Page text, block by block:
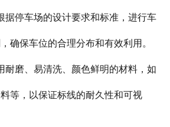
据停车场的设计要求和标准，进行车
确保车位的合理分布和有效利用。
耐磨、易清洗、颜色鲜明的材料，如
等，以保证标线的耐久性和可视